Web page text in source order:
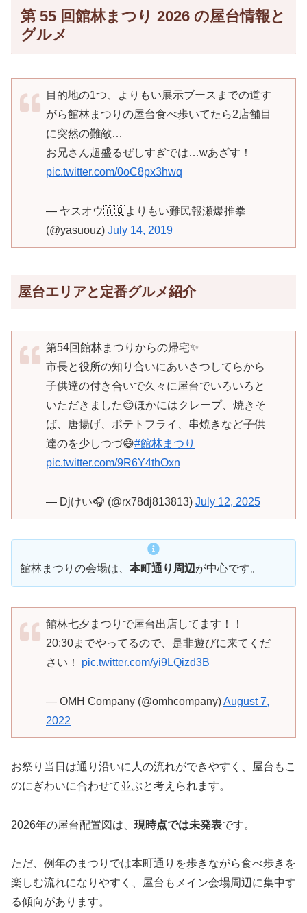
第 55 回館林まつり 2026 の屋台情報と
グルメ
目的地の1つ、よりもい展示ブースまでの道す
がら館林まつりの屋台食べ歩いてたら2店舗目
に突然の難敵…
お兄さん超盛るぜしすぎでは…wあざす！
pic.twitter.com/0oC8px3hwq
— ヤスオウ🇦🇶よりもい難民報瀬爆推拳
(@yasuouz) July 14, 2019
屋台エリアと定番グルメ紹介
第54回館林まつりからの帰宅✨
市長と役所の知り合いにあいさつしてらから
子供達の付き合いで久々に屋台でいろいろと
いただきました😊ほかにはクレープ、焼きそ
ば、唐揚げ、ポテトフライ、串焼きなど子供
達のを少しつづ😅#館林まつり
pic.twitter.com/9R6Y4thOxn
— Djけい🎧 (@rx78dj813813) July 12, 2025
館林まつりの会場は、 本町通り周辺が中心です。
館林七夕まつりで屋台出店してます！！
20:30までやってるので、是非遊びに来てくだ
さい！ pic.twitter.com/yi9LQizd3B
— OMH Company (@omhcompany)August 7,
2022
お祭り当日は通り沿いに人の流れができやすく、屋台もこ
のにぎわいに合わせて並ぶと考えられます。
2026年の屋台配置図は、 現時点では未発表です。
ただ、例年のまつりでは本町通りを歩きながら食べ歩きを
楽しむ流れになりやすく、屋台もメイン会場周辺に集中す
る傾向があります。